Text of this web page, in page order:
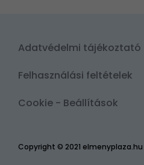
Copyright © 2021
Adatvédelmi tájékoztató
Felhasználási feltételek
Cookie - Beállítások